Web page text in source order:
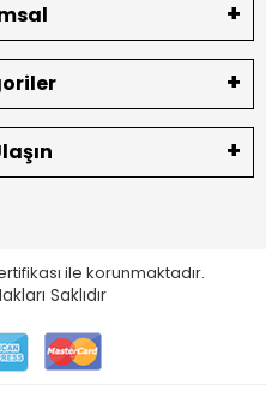
ile korunmaktadır.
Saklıdır